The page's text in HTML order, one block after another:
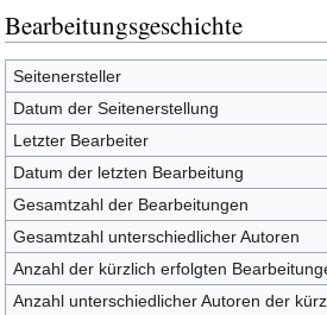
Bearbeitungsgeschichte
Seitenersteller
Datum der Seitenerstellung
Letzter Bearbeiter
Datum der letzten Bearbeitung
Gesamtzahl der Bearbeitungen
Gesamtzahl unterschiedlicher Autoren
Anzahl der kürzlich erfolgten
Anzahl unterschiedlicher Autoren der